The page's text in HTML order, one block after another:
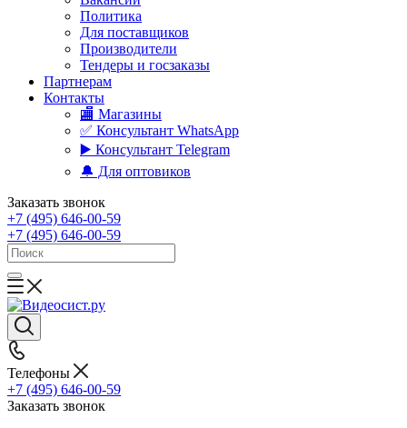
Политика
Для поставщиков
Производители
Тендеры и госзаказы
Партнерам
Контакты
🏬 Магазины
✅️ Консультант WhatsApp
▶️ Консультант Telegram
🔔 Для оптовиков
Заказать звонок
+7 (495) 646-00-59
+7 (495) 646-00-59
Телефоны
+7 (495) 646-00-59
Заказать звонок